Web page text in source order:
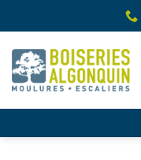
to
content